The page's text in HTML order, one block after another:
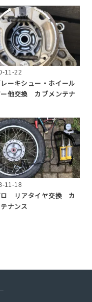
11-22
レーキシュー・ホイール
ー他交換 カブメンテナ
11-18
ロ リアタイヤ交換 カ
ナンス